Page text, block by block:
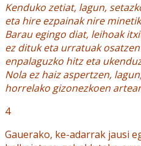
Kenduko zetiat, lagun,
eta hire ezpainak nire
Barau egingo diat, leihoak
ez dituk eta urratuak osatzen
enpalaguzko hitz eta
Nola ez haiz aspertzen,
horrelako gizonezkoen
4
Gauerako, ke-adarrak jausi